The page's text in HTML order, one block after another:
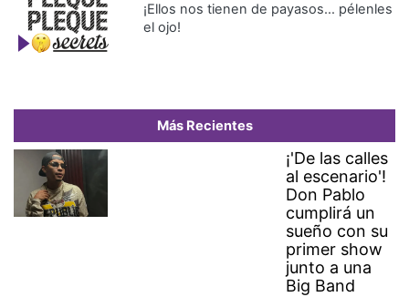
¡Ellos nos tienen de payasos… pélenles
el ojo!
Más Recientes
¡'De las calles
al escenario'!
Don Pablo
cumplirá un
sueño con su
primer show
junto a una
Big Band